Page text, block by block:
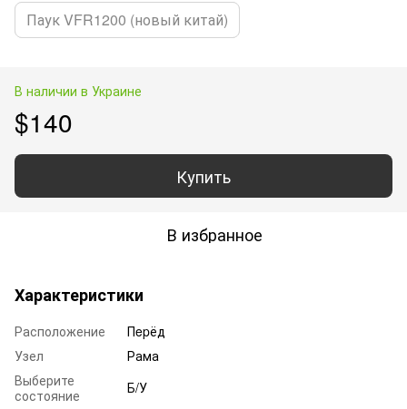
Паук VFR1200 (новый китай)
В наличии в Украине
$140
Купить
В избранное
Характеристики
Расположение
Пepёд
Узел
Рама
Выберите
состояние
Б/У